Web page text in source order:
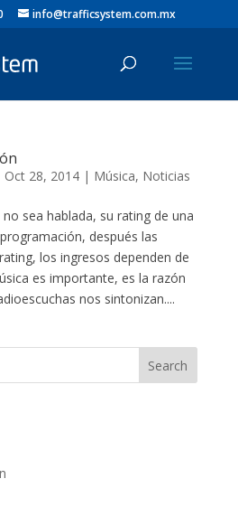
info@trafficsystem.com.mx
Oct 28, 2014| Música, Noticias
sea hablada, su rating de una
después las
los ingresos dependen de
es importante, es la razón
nos sintonizan....